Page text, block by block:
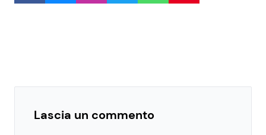
Lascia un commento